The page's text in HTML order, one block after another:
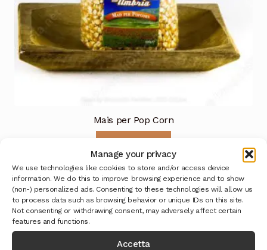
Manage your privacy
We use technologies like cookies to store and/or access device
information. We do this to improve browsing experience and to show
(non-) personalized ads. Consenting to these technologies will allow us
to process data such as browsing behavior or unique IDs on this site.
Not consenting or withdrawing consent, may adversely affect certain
features and functions.
Accetta
Mais per Pop Corn